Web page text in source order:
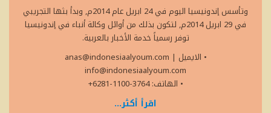
وتأسس إندونيسيا اليوم في 24 ابريل عام 2014م, وبدأ بثها التجريبي
في 29 ابريل 2014م, لتكون بذلك من أوائل وكالة أنباء في إندونيسيا
توفر رسمياً خدمة الأخبار بالعربية.
• الايميل
anas@indonesiaalyoum.com |
info@indonesiaalyoum.com
• الهاتف: 3764-1100-6281+
اقرأ أكثر...